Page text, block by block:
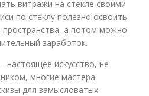
витражи на стекле своими
по стеклу полезно освоить
а потом можно
заработок.
настоящее искусство, не
многие мастера
для замысловатых